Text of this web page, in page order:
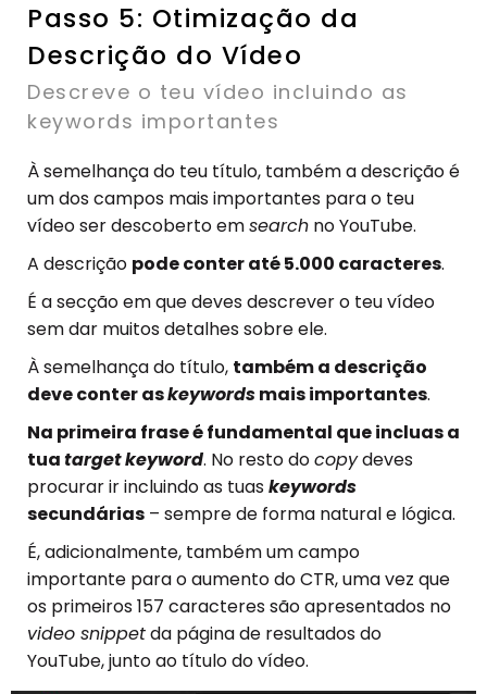
Passo 5: Otimização da
Descrição do Vídeo
Descreve o teu vídeo incluindo as
keywords importantes
À semelhança do teu título, também a descrição é
um dos campos mais importantes para o teu
vídeo ser descoberto emsearch no YouTube.
A descrição pode conter até 5.000 caracteres.
É a secção em que deves descrever o teu vídeo
sem dar muitos detalhes sobre ele.
À semelhança do título, também a descrição
deve conter askeywordsmais importantes.
Na primeira frase é fundamental que incluas a
tuatargetkeyword. No resto docopydeves
procurar ir incluindo as tuaskeywords
secundárias – sempre de forma natural e lógica.
É, adicionalmente, também um campo
importante para o aumento do CTR, uma vez que
os primeiros 157 caracteres são apresentados no
video snippetda página de resultados do
YouTube, junto ao título do vídeo.